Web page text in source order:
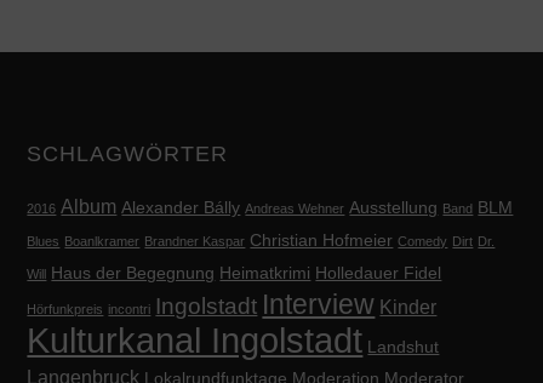
SCHLAGWÖRTER
2016 Album Alexander Bálly Andreas Wehner Ausstellung Band BLM
Blues Boanlkramer Brandner Kaspar Christian Hofmeier Comedy Dirt Dr.
Will Haus der Begegnung Heimatkrimi Holledauer Fidel
Hörfunkpreis incontri Ingolstadt Interview Kinder
Kulturkanal Ingolstadt Landshut
Langenbruck Lokalrundfunktage Moderation Moderator